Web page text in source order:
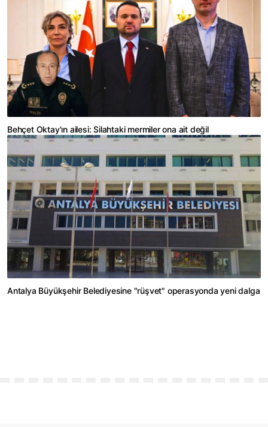
Behçet Oktay'ın ailesi: Silahtaki mermiler ona ait değil
Antalya Büyükşehir Belediyesine "rüşvet" operasyonda yeni dalga